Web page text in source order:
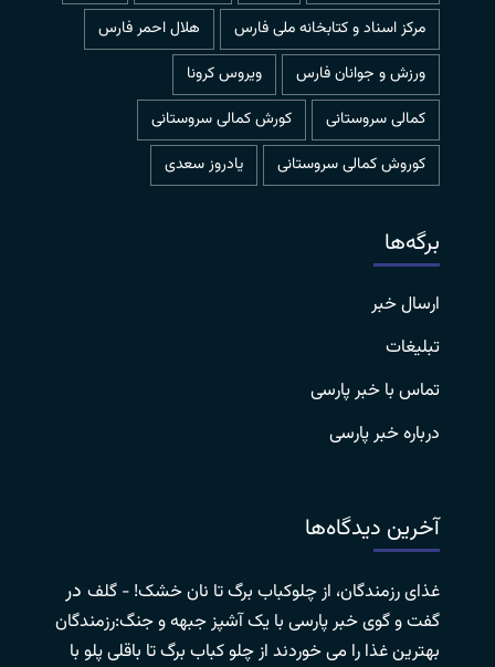
مرکز اسناد و کتابخانه ملی فارس
هلال احمر فارس
ورزش و جوانان فارس
ویروس کرونا
کمالی سروستانی
کورش کمالی سروستانی
کوروش کمالی سروستانی
یادروز سعدی
برگه‌ها
ارسال خبر
تبلیغات
تماس با خبر پارسی
درباره خبر پارسی
آخرین دیدگاه‌ها
غذای رزمندگان، از چلوکباب برگ تا نان خشک! - گلف در
گفت و گوی خبر پارسی با یک آشپز جبهه و جنگ:رزمندگان
بهترین غذا را می خوردند از چلو کباب برگ تا باقلی پلو با